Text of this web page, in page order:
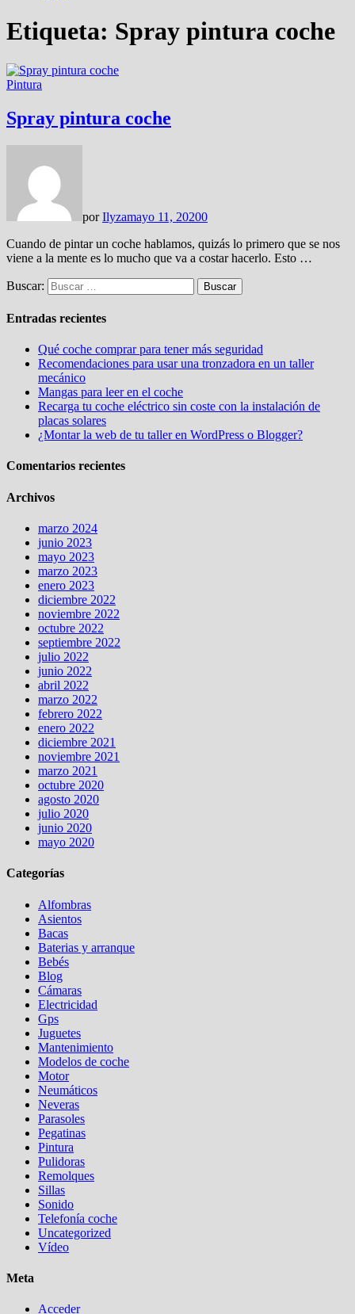
Etiqueta: Spray pintura coche
Pintura
Spray pintura coche
porIlyzamayo 11, 20200
Cuando de pintar un coche hablamos, quizás lo primero que se nos
viene a la mente es lo mucho que va a costar hacerlo. Esto …
Buscar:
Entradas recientes
Qué coche comprar para tener más seguridad
Recomendaciones para usar una tronzadora en un taller
mecánico
Mangas para leer en el coche
Recarga tu coche eléctrico sin coste con la instalación de
placas solares
¿Montar la web de tu taller en WordPress o Blogger?
Comentarios recientes
Archivos
marzo 2024
junio 2023
mayo 2023
marzo 2023
enero 2023
diciembre 2022
noviembre 2022
octubre 2022
septiembre 2022
julio 2022
junio 2022
abril 2022
marzo 2022
febrero 2022
enero 2022
diciembre 2021
noviembre 2021
marzo 2021
octubre 2020
agosto 2020
julio 2020
junio 2020
mayo 2020
Categorías
Alfombras
Asientos
Bacas
Baterias y arranque
Bebés
Blog
Cámaras
Electricidad
Gps
Juguetes
Mantenimiento
Modelos de coche
Motor
Neumáticos
Neveras
Parasoles
Pegatinas
Pintura
Pulidoras
Remolques
Sillas
Sonido
Telefonía coche
Uncategorized
Vídeo
Meta
Acceder